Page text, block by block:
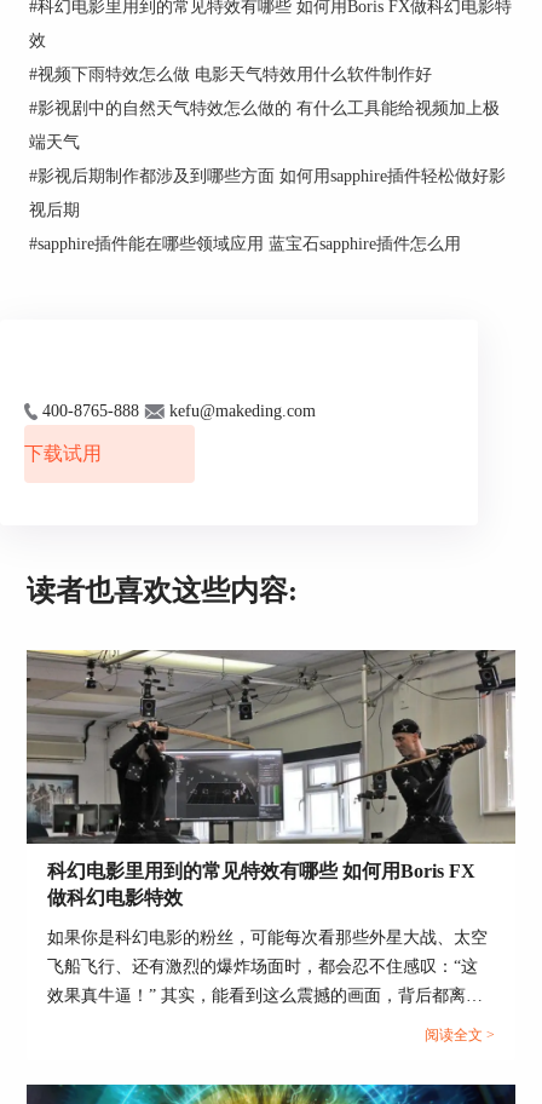
通过以上步骤，可以解决mocha Pro安装后在AE中
找不到的问题，确保插件正常加载和使用。
二、mocha插件安装在哪个文件夹下
了解mocha插件的安装位置，有助于手动管理和检
查插件文件。以下是mocha Pro插件的常见安装目
录：
ins\
\MediaCore\
其中，是AE的具体版本号，如“2019”、“2020”等。
正确加载插件。
2. Mac系统：在Mac系统中，AE插件通常安装在以
下目录：
/Library/Application Support/Adobe/Common/Plug-
ins//MediaCore/
同样，是AE的具体版本号。安装mocha Pro时，确
保选择该目录，以便AE能够正确加载插件。
确的目录，用户可以手动将插件文件复制到上述目
录。打开安装包，找到mocha Pro插件文件，手动
复制到AE的插件目录。
4. 检查插件文件：安装完成后，建议手动检查插件
#科幻电影里用到的常见特效有哪些 如何用Boris FX做科幻电影特
效
#视频下雨特效怎么做 电影天气特效用什么软件制作好
#影视剧中的自然天气特效怎么做的 有什么工具能给视频加上极
端天气
#影视后期制作都涉及到哪些方面 如何用sapphire插件轻松做好影
视后期
#sapphire插件能在哪些领域应用 蓝宝石sapphire插件怎么用
400-8765-888 kefu@makeding.com
下载试用
读者也喜欢这些内容:
科幻电影里用到的常见特效有哪些 如何用Boris FX
做科幻电影特效
如果你是科幻电影的粉丝，可能每次看那些外星大战、太空
飞船飞行、还有激烈的爆炸场面时，都会忍不住感叹：“这
效果真牛逼！” 其实，能看到这么震撼的画面，背后都离不
开一项很重要的技术——特效。没错，科幻电影之所以能这
了一个又一个奇妙的世界。今天咱们就来聊聊，科幻电影里
阅读全文 >